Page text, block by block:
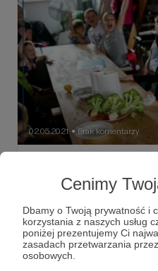
Cenimy
Dbamy o Twoją prywatność i
korzystania z naszych usług
poniżej prezentujemy Ci
zasadach przetwarzania
osobowych.
02.05.2021 ● Brak komentarzy
Nasza wizja to świat, w
młody człowiek żyje w
sobie równi – bez względu
wyglądzie, kulturze,
majątkowym.
prawadziecka